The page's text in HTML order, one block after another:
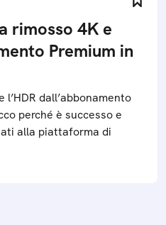
rimosso 4K e
Premium in
dall’abbonamento
perché è successo e
alla piattaforma di